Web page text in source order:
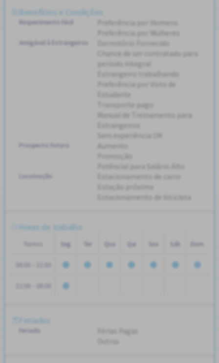
Benefícios e Condições
Requerimento Fácil
Preferência por Homens
Preferência por Mulheres
Amigável à Estrangeiros
Dormitório Fornecido
Chance de ser contratado para
período Integral
Estrangeiro trabalhando
Preferência por Visto de
Estudante
Transporte pago
Manual de Treinamento para
Estrangeiros
Sem experiência OK
Prospecto Futuro
Aumento
Potêncial para Salário Alto
Locomoção
Estacionamento de carro
Estação próxima
Estacionamento de bicicleta
Horas de trabalho
Turnos Seg Ter Qua Qui Sex Sáb Dom
Feriados
Feriado
Férias Pagas
Outras